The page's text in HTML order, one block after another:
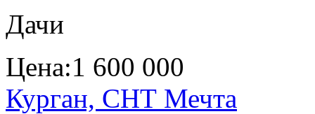
Дачи
Цена:1 600 000
Курган, СНТ Мечта